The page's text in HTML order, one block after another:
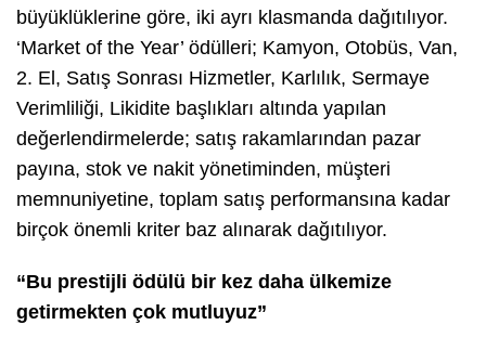
büyüklüklerine göre, iki ayrı klasmanda dağıtılıyor.
‘Market of the Year’ ödülleri; Kamyon, Otobüs, Van,
2. El, Satış Sonrası Hizmetler, Karlılık, Sermaye
Verimliliği, Likidite başlıkları altında yapılan
değerlendirmelerde; satış rakamlarından pazar
payına, stok ve nakit yönetiminden, müşteri
memnuniyetine, toplam satış performansına kadar
birçok önemli kriter baz alınarak dağıtılıyor.
“Bu prestijli ödülü bir kez daha ülkemize
getirmekten çok mutluyuz”